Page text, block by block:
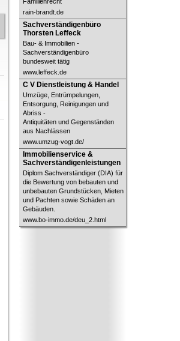
rain-brandt.de
Sachverständigenbüro
Thorsten Leffeck
Sachverständigenbüro
Thorsten Leffeck
Bau- & Immobilien -
Sachverständigenbüro
bundesweit tätig
www.leffeck.de
C V Dienstleistung & Handel
C V Dienstleistung & Handel
Umzüge, Entrümpelungen,
Entsorgung, Reinigungen und
Abriss -
Antiquitäten und Gegenständen
aus Nachlässen
www.umzug-vogt.de/
Immobilienservice &
Sachverständigenleistungen
Immobilienservice &
Sachverständigenleistungen
Diplom Sachverständiger (DIA) für
die Bewertung von bebauten und
unbebauten Grundstücken, Mieten
und Pachten sowie Schäden an
Gebäuden.
www.bo-immo.de/deu_2.html